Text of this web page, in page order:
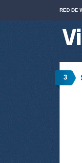
RED DE
3